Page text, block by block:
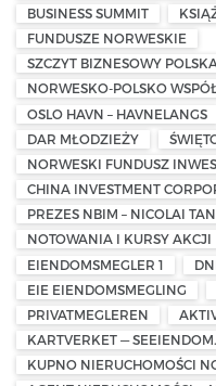
BUSINESS SUMMIT
FUNDUSZE NORWESKIE
SZCZYT BIZNESOWY
NORWESKO-POLSKO
OSLO HAVN – HAVNELANGS
DAR MŁODZIEŻY
NORWESKI FUNDUSZ
CHINA INVESTMENT
PREZES NBIM – NICOLAI
NOTOWANIA I KURSY AKCJI
EIENDOMSMEGLER 1
EIE EIENDOMSMEGLING
PRIVATMEGLEREN
KARTVERKET —
KUPNO NIERUCHOMOŚCI